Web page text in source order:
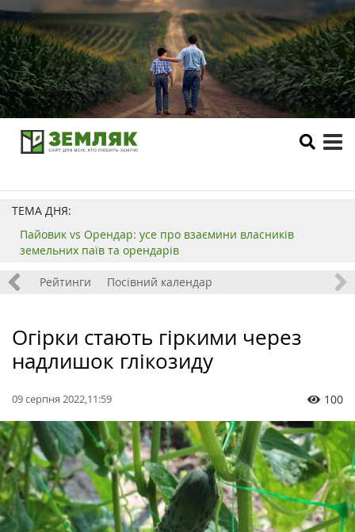
ТЕМА ДНЯ:
Пайовик vs Орендар: усе про взаємини власників
земельних паїв та орендарів
Рейтинги Посівний календар
Огірки стають гіркими через
надлишок глікозиду
09 серпня 2022,11:59 100